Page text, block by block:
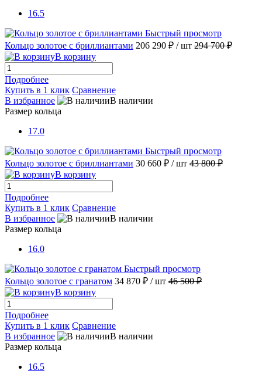
16.5
Быстрый просмотр
Кольцо золотое с бриллиантами 206 290 ₽ / шт 294 700 ₽
В корзину
Подробнее
Купить в 1 клик Сравнение
В избранное
В наличии
Размер кольца
17.0
Быстрый просмотр
Кольцо золотое с бриллиантами 30 660 ₽ / шт 43 800 ₽
В корзину
Подробнее
Купить в 1 клик Сравнение
В избранное
В наличии
Размер кольца
16.0
Быстрый просмотр
Кольцо золотое с гранатом 34 870 ₽ / шт 46 500 ₽
В корзину
Подробнее
Купить в 1 клик Сравнение
В избранное
В наличии
Размер кольца
16.5